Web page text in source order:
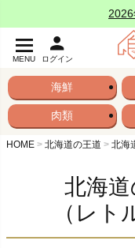
MENU ログイン
海鮮
肉類
HOME 北海道の王道 北海
北海
（レト